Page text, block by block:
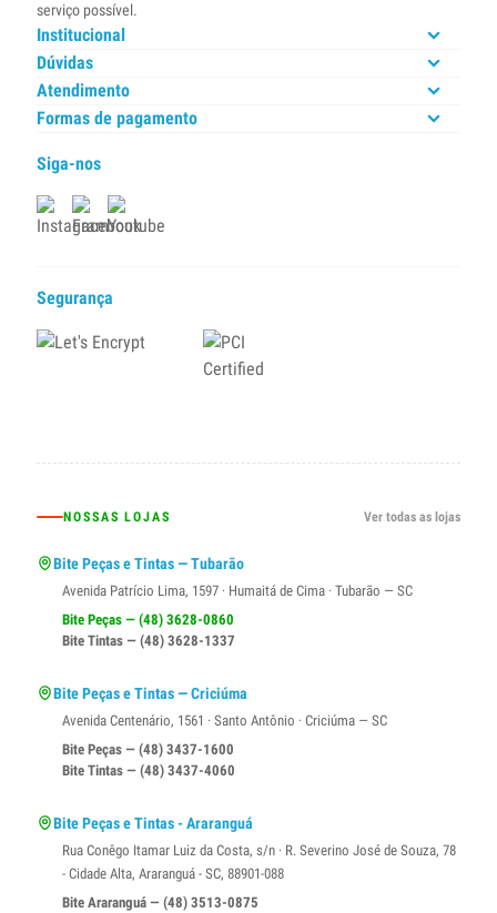
serviço possível.
Institucional
Dúvidas
Atendimento
Formas de pagamento
Siga-nos
Segurança
NOSSAS LOJAS Ver todas as lojas
Bite Peças e Tintas — Tubarão
Avenida Patrício Lima, 1597 · Humaitá de Cima · Tubarão — SC
Bite Peças — (48) 3628-0860
Bite Tintas — (48) 3628-1337
Bite Peças e Tintas — Criciúma
Avenida Centenário, 1561 · Santo Antônio · Criciúma — SC
Bite Peças — (48) 3437-1600
Bite Tintas — (48) 3437-4060
Bite Peças e Tintas - Araranguá
Rua Conêgo Itamar Luiz da Costa, s/n · R. Severino José de Souza, 78
- Cidade Alta, Araranguá - SC, 88901-088
Bite Araranguá — (48) 3513-0875